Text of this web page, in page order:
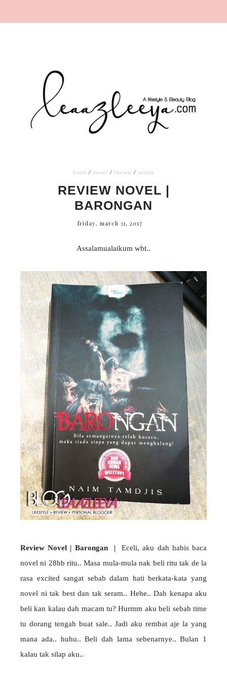
book / novel / review / seram
REVIEW NOVEL |
BARONGAN
friday, march 31, 2017
Assalamualaikum wbt..
Review Novel | Barongan |Eceli, aku dah habis baca
novel ni 28hb ritu.. Masa mula-mula nak beli ritu tak de la
rasa excited sangat sebab dalam hati berkata-kata yang
novel ni tak best dan tak seram.. Hehe.. Dah kenapa aku
beli kan kalau dah macam tu? Hurmm aku beli sebab time
tu dorang tengah buat sale.. Jadi aku rembat aje la yang
mana ada.. huhu.. Beli dah lama sebenarnye.. Bulan 1
kalau tak silap aku..